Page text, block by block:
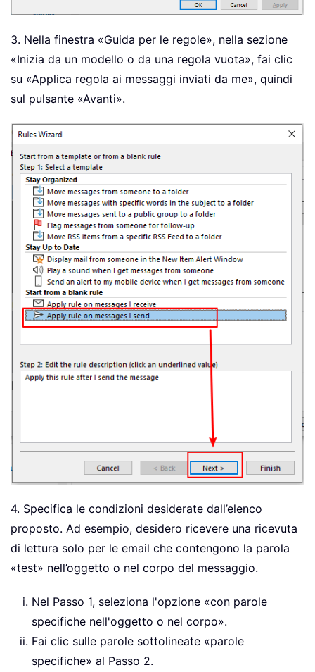
3. Nella finestra «Guida per le regole», nella sezione
«Inizia da un modello o da una regola vuota», fai clic
su «Applica regola ai messaggi inviati da me», quindi
sul pulsante «Avanti».
4. Specifica le condizioni desiderate dall’elenco
proposto. Ad esempio, desidero ricevere una ricevuta
di lettura solo per le email che contengono la parola
«test» nell’oggetto o nel corpo del messaggio.
Nel Passo 1, seleziona l'opzione «con parole
specifiche nell'oggetto o nel corpo».
Fai clic sulle parole sottolineate «parole
specifiche» al Passo 2.